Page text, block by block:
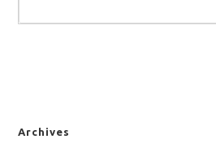
Archives